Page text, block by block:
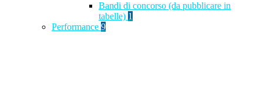
Bandi di concorso (da pubblicare in
tabelle) 1
Performance 9